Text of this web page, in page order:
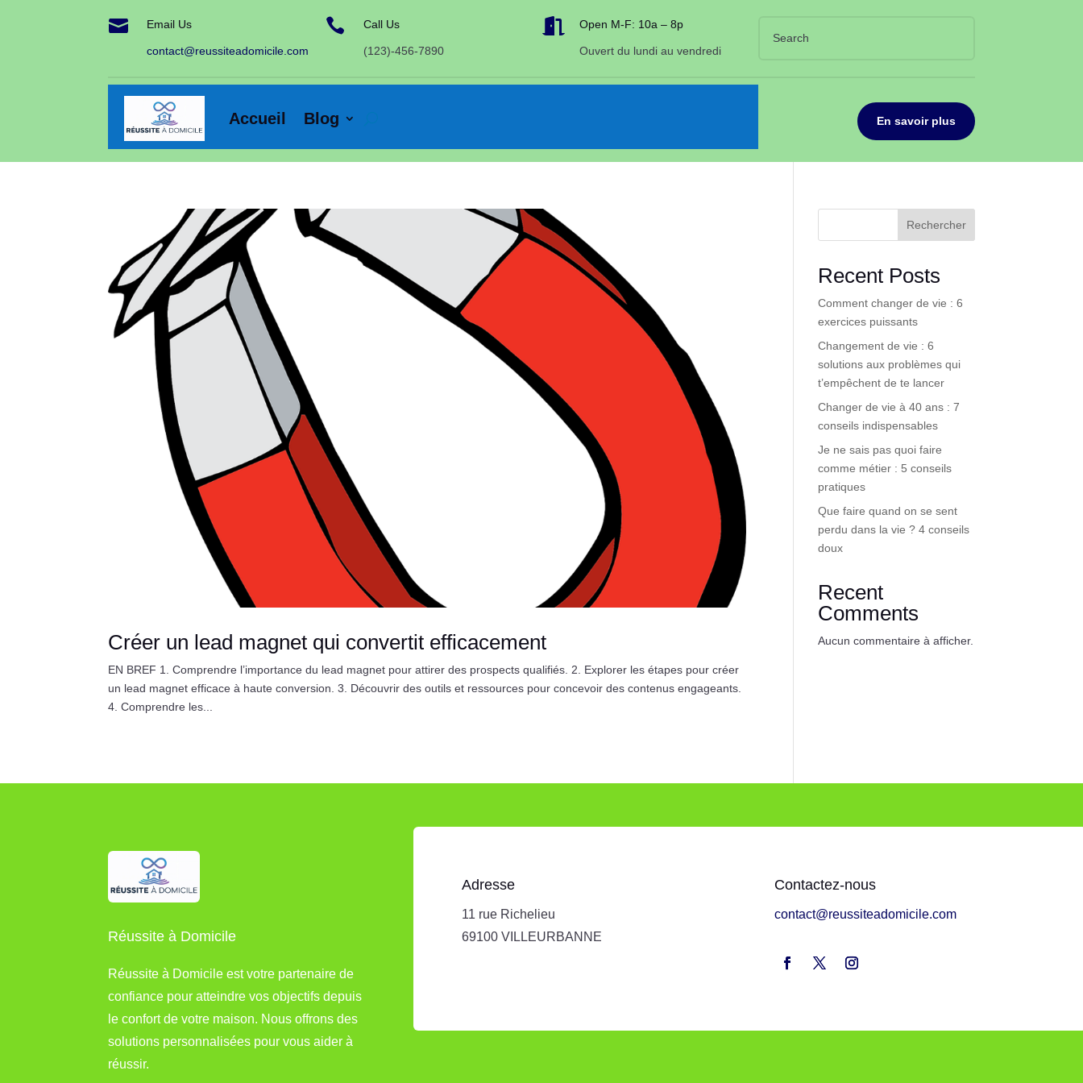
 Email Us
contact@reussiteadomicile.com
 Call Us
(123)-456-7890
 Open M-F: 10a – 8p
Ouvert du lundi au vendredi
Accueil Blog En savoir plus
Créer un lead magnet qui convertit efficacement
EN BREF 1. Comprendre l’importance du lead magnet pour attirer des prospects qualifiés. 2. Explorer les étapes pour créer
un lead magnet efficace à haute conversion. 3. Découvrir des outils et ressources pour concevoir des contenus engageants.
4. Comprendre les...
Rechercher
Recent Posts
Comment changer de vie : 6
exercices puissants
Changement de vie : 6
solutions aux problèmes qui
t’empêchent de te lancer
Changer de vie à 40 ans : 7
conseils indispensables
Je ne sais pas quoi faire
comme métier : 5 conseils
pratiques
Que faire quand on se sent
perdu dans la vie ? 4 conseils
doux
Recent
Comments
Aucun commentaire à afficher.
Réussite à Domicile
Réussite à Domicile est votre partenaire de
confiance pour atteindre vos objectifs depuis
le confort de votre maison. Nous offrons des
solutions personnalisées pour vous aider à
réussir.
Adresse
11 rue Richelieu
69100 VILLEURBANNE
Contactez-nous
contact@reussiteadomicile.com